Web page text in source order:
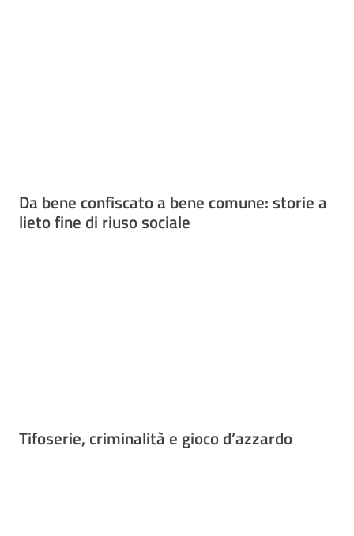
Da bene confiscato a bene comune: storie a
lieto fine di riuso sociale
Tifoserie, criminalità e gioco d’azzardo